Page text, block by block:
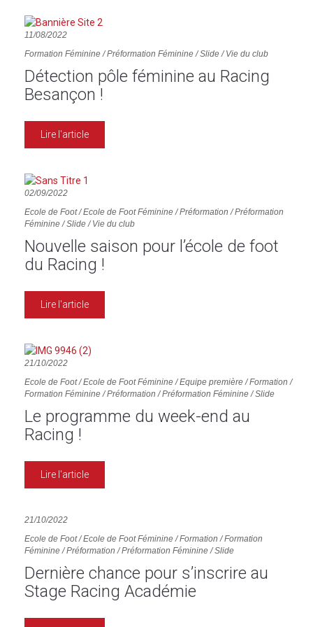
11/08/2022
Formation Féminine/Préformation Féminine/Slide/ Vie du club
Détection pôle féminine au Racing
Besançon !
Lire l'article
02/09/2022
Ecole de Foot/Ecole de Foot Féminine/Préformation /Préformation
Féminine/Slide/ Vie du club
Nouvelle saison pour l’école de foot
du Racing !
Lire l'article
21/10/2022
Ecole de Foot/Ecole de Foot Féminine/Equipe première/Formation /
Formation Féminine/Préformation /Préformation Féminine/Slide
Le programme du week-end au
Racing !
Lire l'article
21/10/2022
Ecole de Foot/Ecole de Foot Féminine/Formation /Formation
Féminine/Préformation /Préformation Féminine/Slide
Dernière chance pour s’inscrire au
Stage Racing Académie